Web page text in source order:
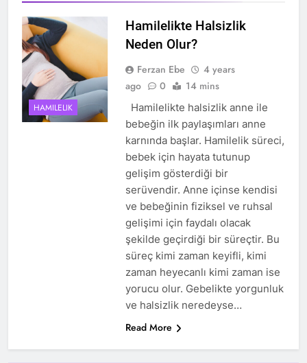
HAMILELIK
Hamilelikte Halsizlik
Neden Olur?
Ferzan Ebe
4 years
ago
0 14 mins
Hamilelikte halsizlik anne ile
bebeğin ilk paylaşımları anne
karnında başlar. Hamilelik süreci,
bebek için hayata tutunup
gelişim gösterdiği bir
serüvendir. Anne içinse kendisi
ve bebeğinin fiziksel ve ruhsal
gelişimi için faydalı olacak
şekilde geçirdiği bir süreçtir. Bu
süreç kimi zaman keyifli, kimi
zaman heyecanlı kimi zaman ise
yorucu olur. Gebelikte yorgunluk
ve halsizlik neredeyse…
Read More